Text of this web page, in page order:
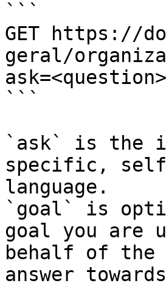
```
GET https://
geral/
```
`ask` is the
specific,
language.
`goal` is
goal you are
behalf of
answer